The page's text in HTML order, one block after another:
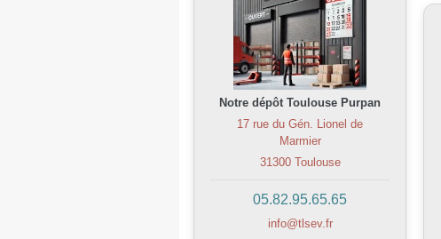
Notre dépôt Toulouse Purpan
17 rue du Gén. Lionel de
Marmier
31300 Toulouse
05.82.95.65.65
info@tlsev.fr